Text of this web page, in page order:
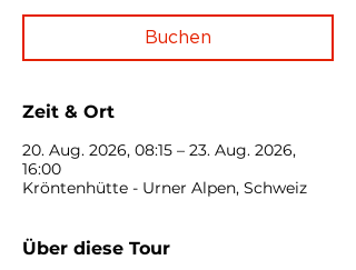
Buchen
Zeit & Ort
20. Aug. 2026, 08:15 – 23. Aug. 2026,
16:00
Kröntenhütte - Urner Alpen, Schweiz
Über diese Tour